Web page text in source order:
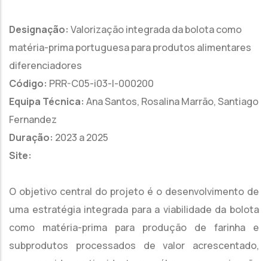
Designação: Valorização integrada da bolota como
matéria-prima portuguesa para produtos alimentares
diferenciadores
Código: PRR-C05-i03-I-000200
Equipa Técnica: Ana Santos, Rosalina Marrão, Santiago
Fernandez
Duração: 2023 a 2025
Site:
O objetivo central do projeto é o desenvolvimento de
uma estratégia integrada para a viabilidade da bolota
como matéria-prima para produção de farinha e
subprodutos processados de valor acrescentado,